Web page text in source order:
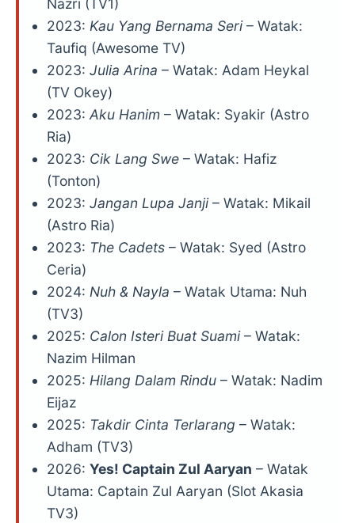
Nazri (TV1)
2023: Kau Yang Bernama Seri– Watak:
Taufiq (Awesome TV)
2023: Julia Arina – Watak: Adam Heykal
(TV Okey)
2023: Aku Hanim – Watak: Syakir (Astro
Ria)
2023: Cik Lang Swe – Watak: Hafiz
(Tonton)
2023: Jangan Lupa Janji– Watak: Mikail
(Astro Ria)
2023: The Cadets – Watak: Syed (Astro
Ceria)
2024: Nuh & Nayla – Watak Utama: Nuh
(TV3)
2025: Calon Isteri Buat Suami– Watak:
Nazim Hilman
2025: Hilang Dalam Rindu – Watak: Nadim
Eijaz
2025: Takdir Cinta Terlarang – Watak:
Adham (TV3)
2026: Yes! Captain Zul Aaryan – Watak
Utama: Captain Zul Aaryan (Slot Akasia
TV3)